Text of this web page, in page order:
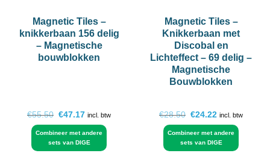
Magnetic Tiles –
knikkerbaan 156 delig
– Magnetische
bouwblokken
€55.50 Oorspronkelijke
€55.50.
€47.17Huidige
is:
€47.17.
incl. btw
Combineer met andere
sets van DIGE
Magnetic Tiles –
Knikkerbaan met
Discobal en
Lichteffect – 69 delig –
Magnetische
Bouwblokken
€28.50 Oorspronkelijke
€28.50.
€24.22 Huidige
is:
€24.22.
incl. btw
Combineer met andere
sets van DIGE